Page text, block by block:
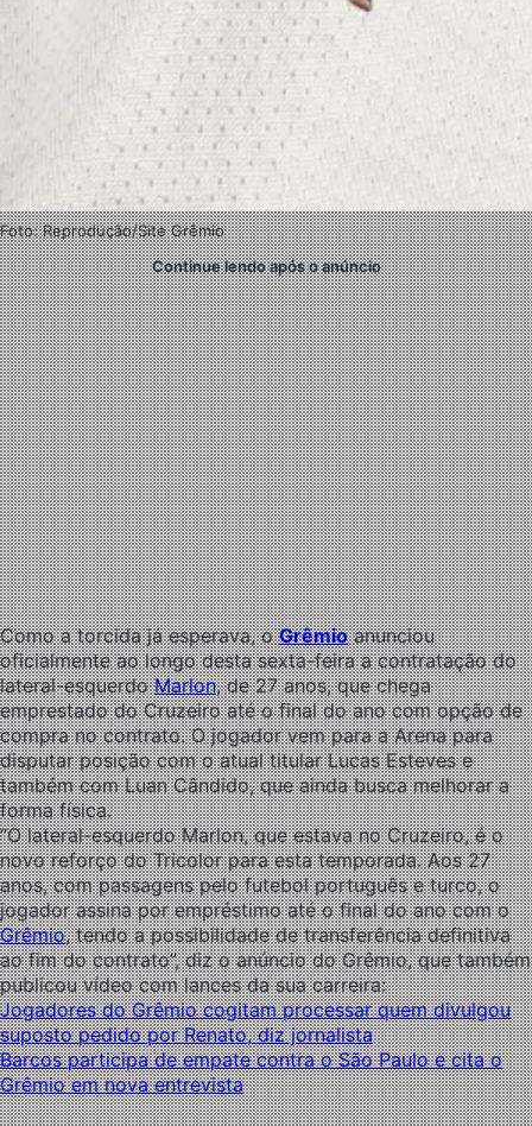
Foto: Reprodução/Site Grêmio
Continue lendo após o anúncio
Como a torcida já esperava, oGrêmioanunciou
oficialmente ao longo desta sexta-feira a contratação do
lateral-esquerdoMarlon, de 27 anos, que chega
emprestado do Cruzeiro até o final do ano com opção de
compra no contrato. O jogador vem para a Arena para
disputar posição com o atual titular Lucas Esteves e
também com Luan Cândido, que ainda busca melhorar a
forma física.
“O lateral-esquerdo Marlon, que estava no Cruzeiro, é o
novo reforço do Tricolor para esta temporada. Aos 27
anos, com passagens pelo futebol português e turco, o
jogador assina por empréstimo até o final do ano com o
Grêmio, tendo a possibilidade de transferência definitiva
ao fim do contrato”, diz o anúncio do Grêmio, que também
publicou vídeo com lances da sua carreira:
Jogadores do Grêmio cogitam processar quem divulgou
suposto pedido por Renato, diz jornalista
Barcos participa de empate contra o São Paulo e cita o
Grêmio em nova entrevista